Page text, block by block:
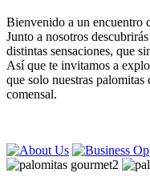
Bienvenido a un encuentro
Junto a nosotros
distintas sensaciones, que
Así que te invitamos a
que solo nuestras
comensal.